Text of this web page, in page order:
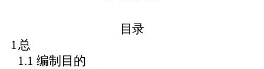
目录
1总
1.1 编制目的